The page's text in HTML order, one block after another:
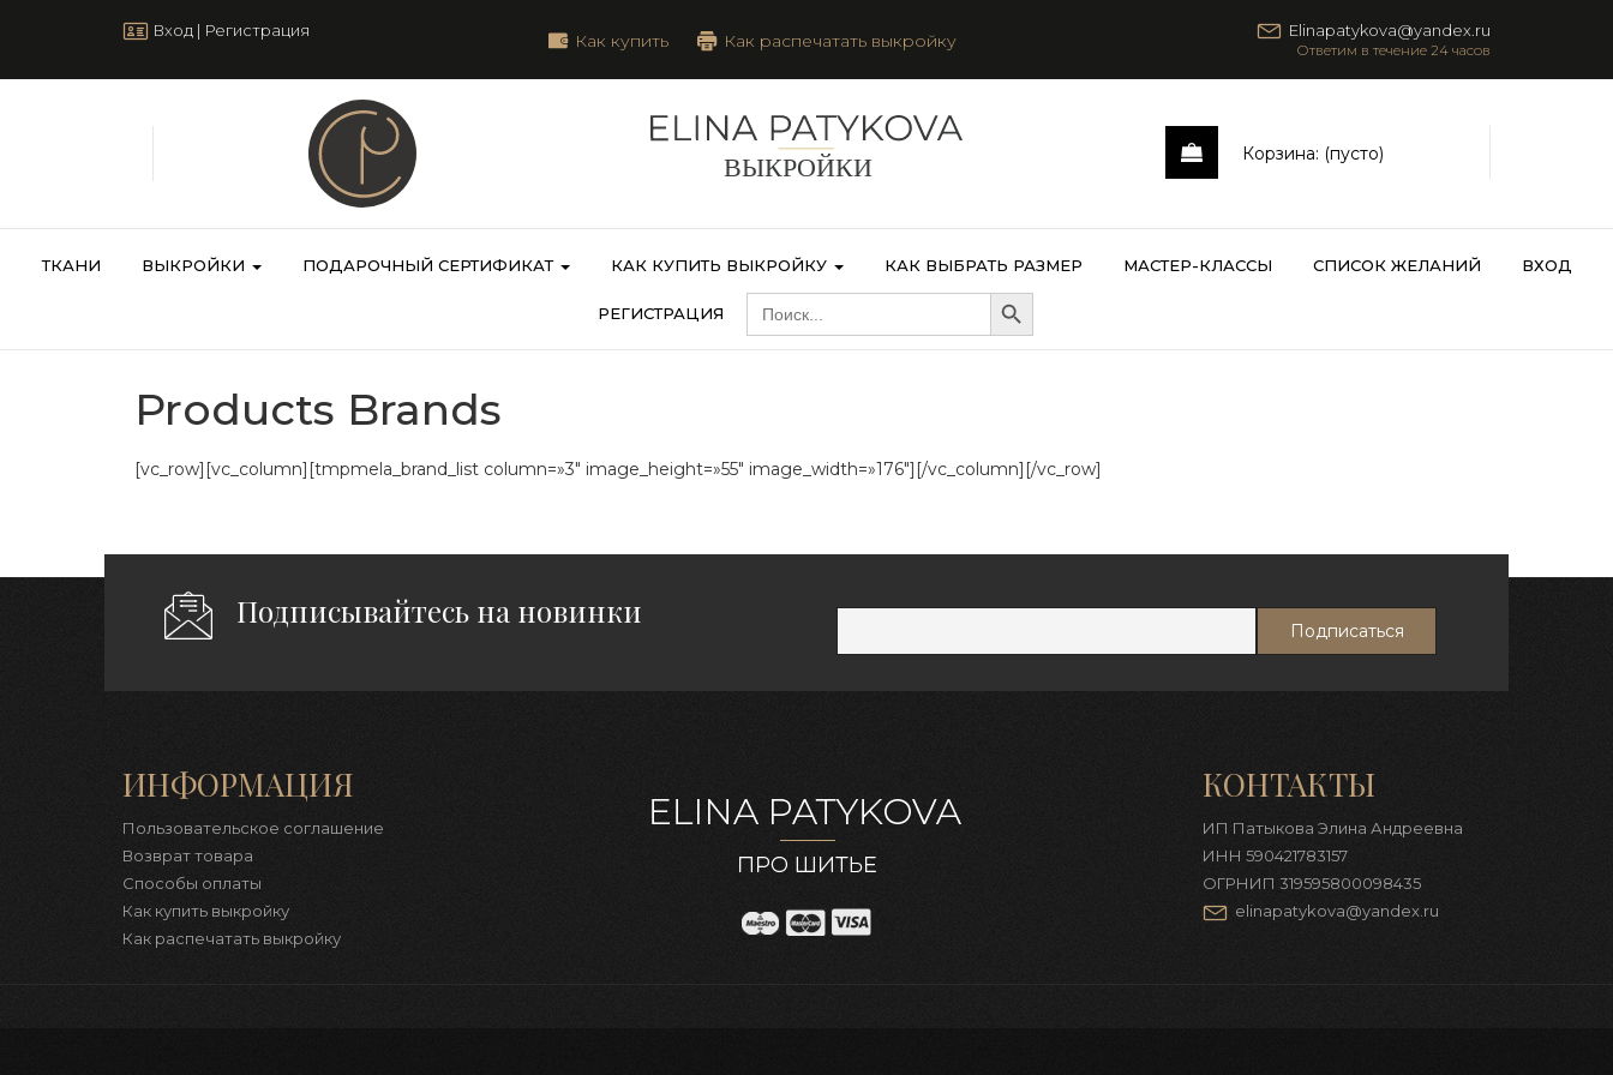
Как купить Как распечатать выкройку
Вход | Регистрация Elinapatykova@yandex.ru
Корзина: (пусто)
ТКАНИ ВЫКРОЙКИ ПОДАРОЧНЫЙ СЕРТИФИКАТ КАК КУПИТЬ ВЫКРОЙКУ КАК ВЫБРАТЬ РАЗМЕР МАСТЕР-КЛАССЫ СПИСОК ЖЕЛАНИЙ ВХОД
РЕГИСТРАЦИЯ
SEARCH
FOR:
Search Button
Products Brands
[vc_row][vc_column][tmpmela_brand_list column=»3″ image_height=»55″ image_width=»176″][/vc_column][/vc_row]
Подписывайтесь на новинки
ИНФОРМАЦИЯ
Пользовательское соглашение
Возврат товара
Способы оплаты
Как купить выкройку
Как распечатать выкройку
КОНТАКТЫ
ИП Патыкова Элина Андреевна
ИНН 590421783157
ОГРНИП 319595800098435
elinapatykova@yandex.ru